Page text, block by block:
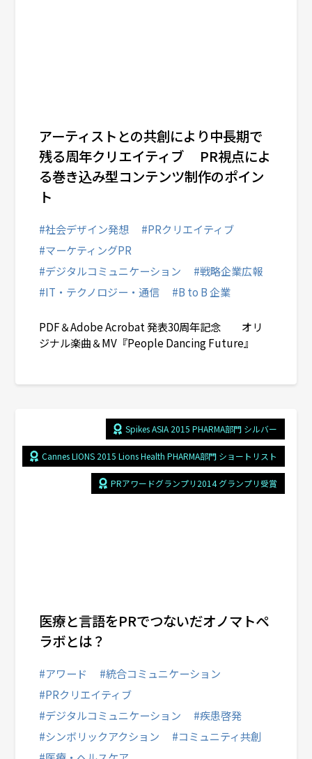
PDF＆Adobe Acrobat 発表30周年記念 オリ
ジナル楽曲＆MV『People Dancing Future』
#社会デザイン発想
#PRクリエイティブ
#マーケティングPR
#デジタルコミュニケーション
#戦略企業広報
#IT・テクノロジー・通信
#B to B 企業
アーティストとの共創により中長期で
残る周年クリエイティブ PR視点によ
る巻き込み型コンテンツ制作のポイン
ト
Spikes ASIA 2015 PHARMA部門 シルバー
Cannes LIONS 2015 Lions Health PHARMA部門 ショートリスト
PRアワードグランプリ2014 グランプリ受賞
#アワード
#統合コミュニケーション
#PRクリエイティブ
#デジタルコミュニケーション
#疾患啓発
#シンボリックアクション
#コミュニティ共創
医療と言語をPRでつないだオノマトペ
ラボとは？